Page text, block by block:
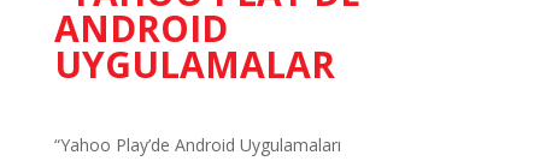
ANDROID
UYGULAMALAR
“Yahoo Play’de Android Uygulamaları